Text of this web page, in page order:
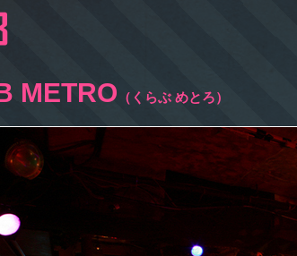
METRO （くらぶ めとろ）